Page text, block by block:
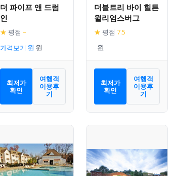
더 파이프 앤 드럼
인
★ 평점 –
가격보기
최저가
확인
여행객
이용후
기
더블트리 바이 힐튼
윌리엄스버그
★ 평점 7.5
최저가
확인
여행객
이용후
기